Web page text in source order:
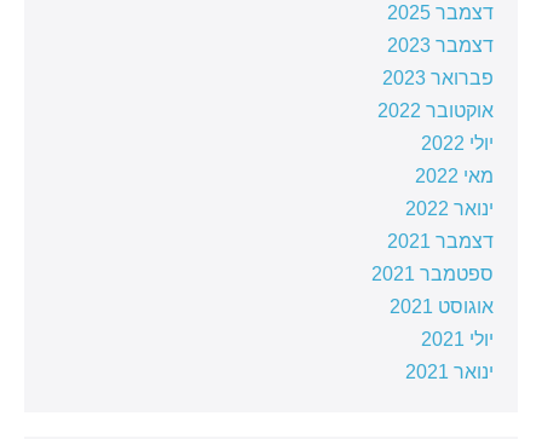
דצמבר 2025
דצמבר 2023
פברואר 2023
אוקטובר 2022
יולי 2022
מאי 2022
ינואר 2022
דצמבר 2021
ספטמבר 2021
אוגוסט 2021
יולי 2021
ינואר 2021